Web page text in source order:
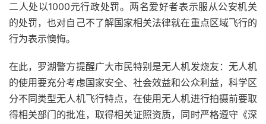
二人处以1000元行政处罚。两名爱好者表示服从公安机关
的处罚，也对自己不了解国家相关法律就在重点区域飞行的
行为表示懊悔。
在此，罗湖警方提醒广大市民特别是无人机发烧友：无人机
的使用要充分考虑国家安全、社会效益和公众利益，科学区
分不同类型无人机飞行特点，在使用无人机进行拍摄前要取
得相关部门的批准，取得相关证照资质，同时严格遵守《深